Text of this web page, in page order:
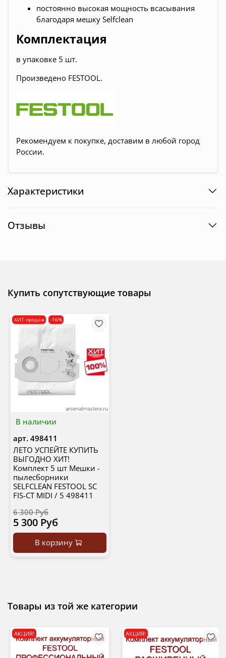
постоянно высокая мощность всасывания
благодаря мешку Selfclean
Комплектация
в упаковке 5 шт.
Произведено FESTOOL.
Рекомендуем к покупке, доставим в любой город
России.
Характеристики
Отзывы
Купить сопутствующие товары
В наличии
ХИТ продаж -16%
арт. 498411
ЛЕТО УСПЕЙТЕ КУПИТЬ
ВЫГОДНО ХИТ!
Комплект 5 шт Мешки -
пылесборники
SELFCLEAN FESTOOL SC
FIS-CT MIDI / 5 498411
6 300 Руб
5 300 Руб
В корзину
Товары из той же категории
АКЦИЯ! АКЦИЯ!